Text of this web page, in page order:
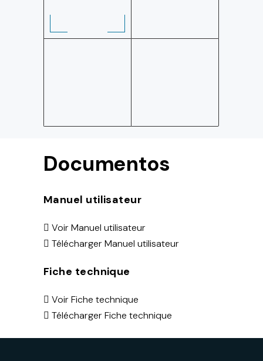
Documentos
Manuel utilisateur
Voir Manuel utilisateur
Télécharger Manuel utilisateur
Fiche technique
Voir Fiche technique
Télécharger Fiche technique